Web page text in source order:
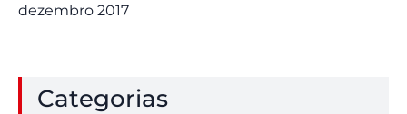
dezembro 2017
Categorias